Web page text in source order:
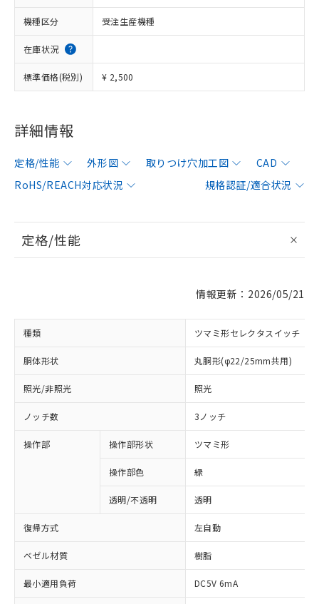
機種区分 受注生産機種
在庫状況
標準価格(税別) ¥ 2,500
詳細情報
定格/性能 外形図 取りつけ穴加工図
CAD
RoHS/REACH対応状況
規格認証/適合状況
定格/性能
情報更新：2026/05/21
種類 ツマミ形セレクタスイッチ
胴体形状 丸胴形(φ22/25mm共用)
照光/非照光 照光
ノッチ数 3ノッチ
操作部 操作部形状 ツマミ形
操作部色 緑
透明/不透明 透明
復帰方式 左自動
ベゼル材質 樹脂
最小適用負荷 DC5V 6mA